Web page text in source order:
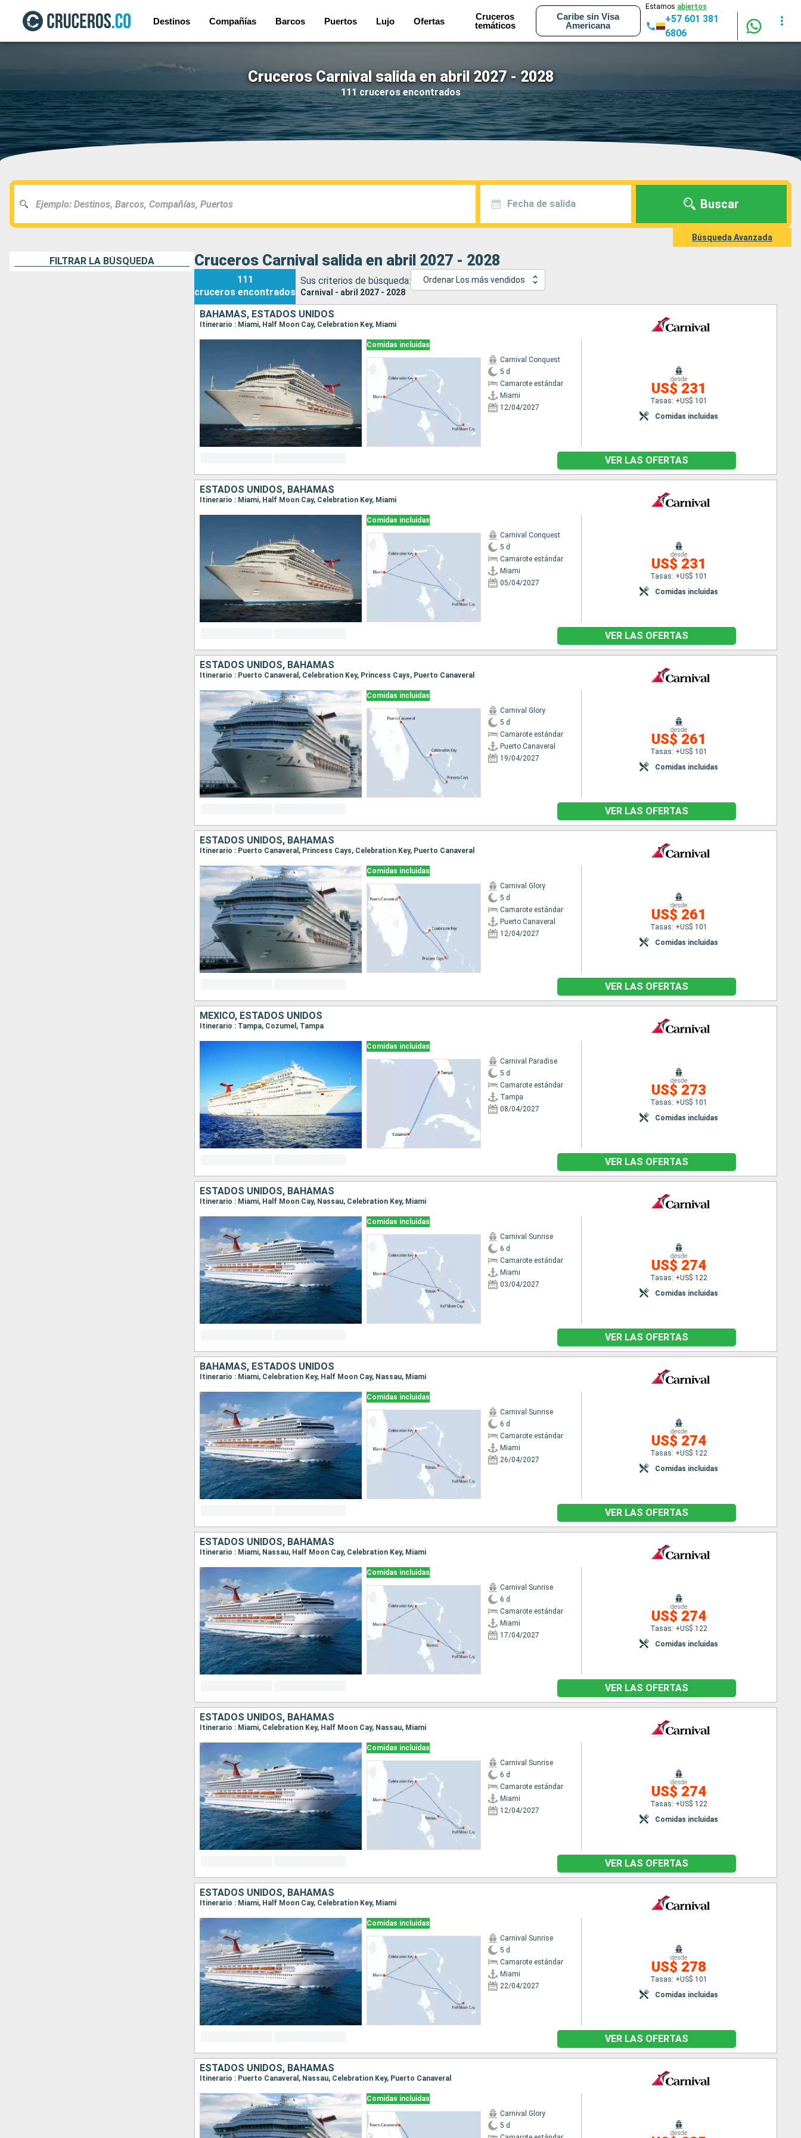
Destinos Compañías Barcos Puertos Lujo Ofertas
Cruceros
temáticos
Caribe sin Visa
Americana
Estamos abiertos
+57 601 381
6806
Cruceros Carnival salida en abril 2027 - 2028
111 cruceros encontrados
Fecha de salida Buscar
Búsqueda Avanzada
FILTRAR LA BÚSQUEDA Cruceros Carnival salida en abril 2027 - 2028
111
cruceros encontrados
Sus criterios de búsqueda:
Carnival - abril 2027 - 2028
Ordenar Los más vendidos
BAHAMAS, ESTADOS UNIDOS
Itinerario : Miami, Half Moon Cay, Celebration Key, Miami
Comidas incluidas
Carnival Conquest
5 d
Camarote estándar
Miami
12/04/2027
desde
US$ 231
Tasas: +US$ 101
Comidas incluidas
VER LAS OFERTAS
ESTADOS UNIDOS, BAHAMAS
Itinerario : Miami, Half Moon Cay, Celebration Key, Miami
Comidas incluidas
Carnival Conquest
5 d
Camarote estándar
Miami
05/04/2027
desde
US$ 231
Tasas: +US$ 101
Comidas incluidas
VER LAS OFERTAS
ESTADOS UNIDOS, BAHAMAS
Itinerario : Puerto Canaveral, Celebration Key, Princess Cays, Puerto Canaveral
Comidas incluidas
Carnival Glory
5 d
Camarote estándar
Puerto Canaveral
19/04/2027
desde
US$ 261
Tasas: +US$ 101
Comidas incluidas
VER LAS OFERTAS
ESTADOS UNIDOS, BAHAMAS
Itinerario : Puerto Canaveral, Princess Cays, Celebration Key, Puerto Canaveral
Comidas incluidas
Carnival Glory
5 d
Camarote estándar
Puerto Canaveral
12/04/2027
desde
US$ 261
Tasas: +US$ 101
Comidas incluidas
VER LAS OFERTAS
MÉXICO, ESTADOS UNIDOS
Itinerario : Tampa, Cozumel, Tampa
Comidas incluidas
Carnival Paradise
5 d
Camarote estándar
Tampa
08/04/2027
desde
US$ 273
Tasas: +US$ 101
Comidas incluidas
VER LAS OFERTAS
ESTADOS UNIDOS, BAHAMAS
Itinerario : Miami, Half Moon Cay, Nassau, Celebration Key, Miami
Comidas incluidas
Carnival Sunrise
6 d
Camarote estándar
Miami
03/04/2027
desde
US$ 274
Tasas: +US$ 122
Comidas incluidas
VER LAS OFERTAS
BAHAMAS, ESTADOS UNIDOS
Itinerario : Miami, Celebration Key, Half Moon Cay, Nassau, Miami
Comidas incluidas
Carnival Sunrise
6 d
Camarote estándar
Miami
26/04/2027
desde
US$ 274
Tasas: +US$ 122
Comidas incluidas
VER LAS OFERTAS
ESTADOS UNIDOS, BAHAMAS
Itinerario : Miami, Nassau, Half Moon Cay, Celebration Key, Miami
Comidas incluidas
Carnival Sunrise
6 d
Camarote estándar
Miami
17/04/2027
desde
US$ 274
Tasas: +US$ 122
Comidas incluidas
VER LAS OFERTAS
ESTADOS UNIDOS, BAHAMAS
Itinerario : Miami, Celebration Key, Half Moon Cay, Nassau, Miami
Comidas incluidas
Carnival Sunrise
6 d
Camarote estándar
Miami
12/04/2027
desde
US$ 274
Tasas: +US$ 122
Comidas incluidas
VER LAS OFERTAS
ESTADOS UNIDOS, BAHAMAS
Itinerario : Miami, Half Moon Cay, Celebration Key, Miami
Comidas incluidas
Carnival Sunrise
5 d
Camarote estándar
Miami
22/04/2027
desde
US$ 278
Tasas: +US$ 101
Comidas incluidas
VER LAS OFERTAS
ESTADOS UNIDOS, BAHAMAS
Itinerario : Puerto Canaveral, Nassau, Celebration Key, Puerto Canaveral
Comidas incluidas
Carnival Glory
5 d
desde